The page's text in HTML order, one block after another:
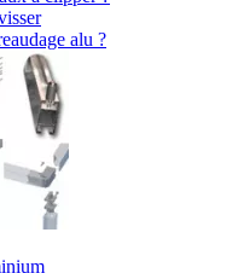
alu ?